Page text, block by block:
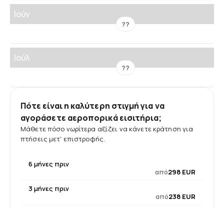
Ιούν
??
Ιούλ
??
Πότε είναι η καλύτερη στιγμή για να
αγοράσετε αεροπορικά εισιτήρια;
Μάθετε πόσο νωρίτερα αξίζει να κάνετε κράτηση για
πτήσεις μετ' επιστροφής.
6 μήνες πριν
από298 EUR
3 μήνες πριν
από238 EUR